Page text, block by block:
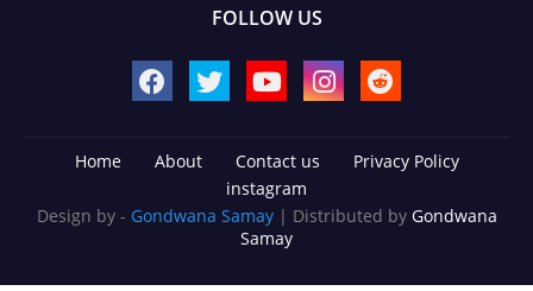
FOLLOW US
Home About Contact us
Privacy Policy
instagram
Design by - Gondwana Samay | Distributed by Gondwana
Samay